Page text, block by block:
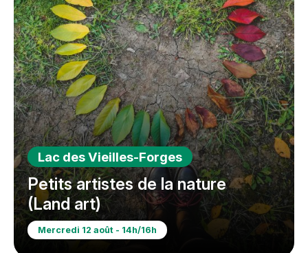
Lac des Vieilles-Forges
Petits artistes de la nature
(Land art)
Mercredi 12 août - 14h/16h